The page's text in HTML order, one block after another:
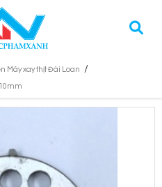
Máy xay thịt Đài Loan /